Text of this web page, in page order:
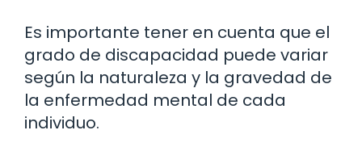
Es importante tener en cuenta que el
grado de discapacidad puede variar
según la naturaleza y la gravedad de
la enfermedad mental de cada
individuo.